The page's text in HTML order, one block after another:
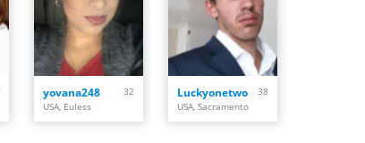
yovana248
32
USA, Euless
Luckyonetwo
38
USA, Sacramento